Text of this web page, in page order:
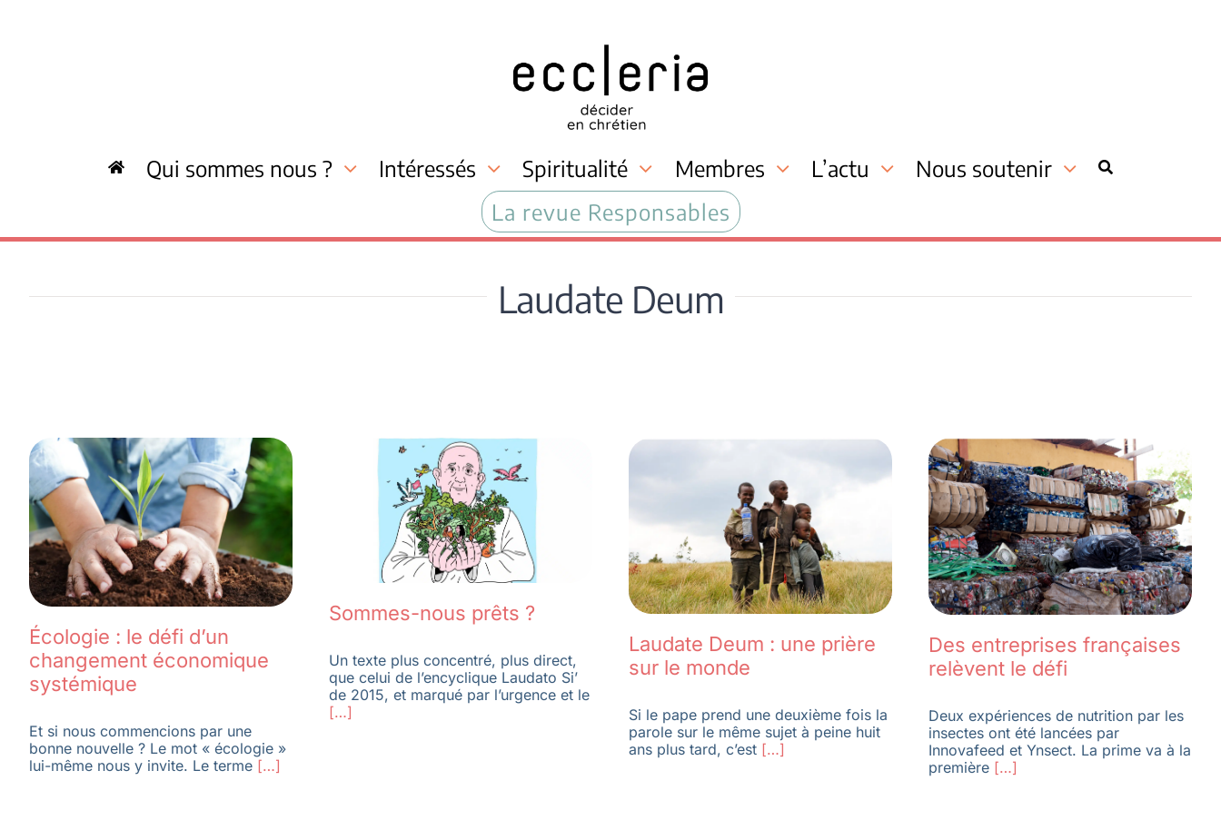
Qui sommes nous ? Intéressés Spiritualité Membres L’actu
Nous soutenir
La revue Responsables
Laudate Deum
Écologie : le défi d’un
changement économique
systémique
Et si nous commencions par une
bonne nouvelle ? Le mot « écologie »
lui-même nous y invite. Le terme[…]
Sommes-nous prêts ?
Un texte plus concentré, plus direct,
que celui de l’encyclique Laudato Si’
de 2015, et marqué par l’urgence et le
[…]
Laudate Deum : une prière
sur le monde
Si le pape prend une deuxième fois la
parole sur le même sujet à peine huit
ans plus tard, c’est[…]
Des entreprises françaises
relèvent le défi
Deux expériences de nutrition par les
insectes ont été lancées par
Innovafeed et Ynsect. La prime va à la
première[…]